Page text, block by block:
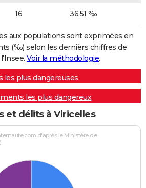
16 36,51 ‰
aux populations sont exprimées en
(‰) selon les dernièrs chiffres de
Voir la méthodologie.
les plus dangereuses
les plus dangereux
et délits à Viricelles
d'après le Ministère de